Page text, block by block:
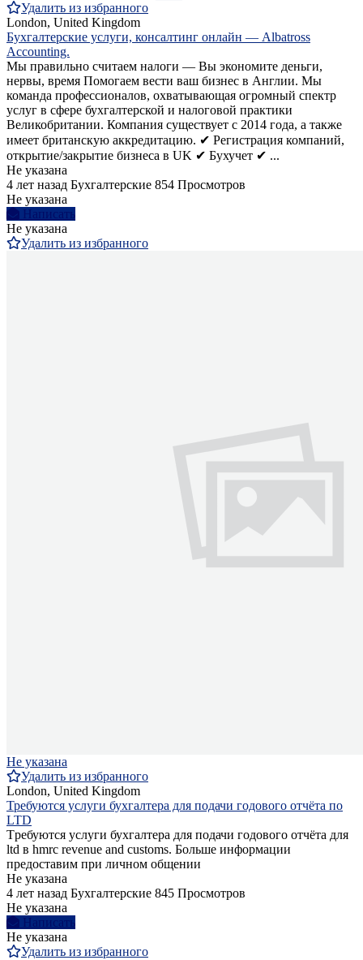
Удалить из избранного
London, United Kingdom
Бухгалтерские услуги, консалтинг онлайн — Albatross
Accounting.
Мы правильно считаем налоги — Вы экономите деньги,
нервы, время Помогаем вести ваш бизнес в Англии. Мы
команда профессионалов, охватывающая огромный спектр
услуг в сфере бухгалтерской и налоговой практики
Великобритании. Компания существует с 2014 года, а также
имеет британскую аккредитацию. ✔ Регистрация компаний,
открытие/закрытие бизнеса в UK ✔ Бухучет ✔ ...
Не указана
4 лет назад Бухгалтерские 854 Просмотров
Не указана
Написать
Не указана
Удалить из избранного
Не указана
Удалить из избранного
London, United Kingdom
Требуются услуги бухгалтера для подачи годового отчёта по
LTD
Tребуются услуги бухгалтера для подачи годового отчёта для
ltd в hmrc revenue and customs. Больше информации
предоставим при личном общении
Не указана
4 лет назад Бухгалтерские 845 Просмотров
Не указана
Написать
Не указана
Удалить из избранного